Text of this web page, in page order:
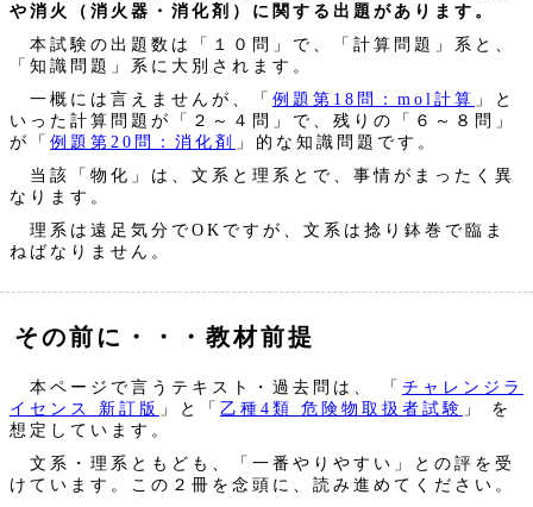
や消火（消火器・消化剤）に関する出題があります。
本試験の出題数は「１０問」で、「計算問題」系と、
「知識問題」系に大別されます。
一概には言えませんが、「 例題第18問：mol計算 」と
いった計算問題が「２～４問」で、残りの「６～８問」
が「 例題第20問：消化剤
」的な知識問題です。
当該「物化」は、文系と理系とで、事情がまったく異
なります。
理系は遠足気分でOKですが、文系は捻り鉢巻で臨ま
ねばなりません。
その前に・・・教材前提
本ページで言うテキスト・過去問は、 「 チャレンジラ
イセンス 新訂版 」と「 乙種4類 危険物取扱者試験 」 を
想定しています。
文系・理系ともども、「一番やりやすい」との評を受
けています。この２冊を念頭に、読み進めてください。